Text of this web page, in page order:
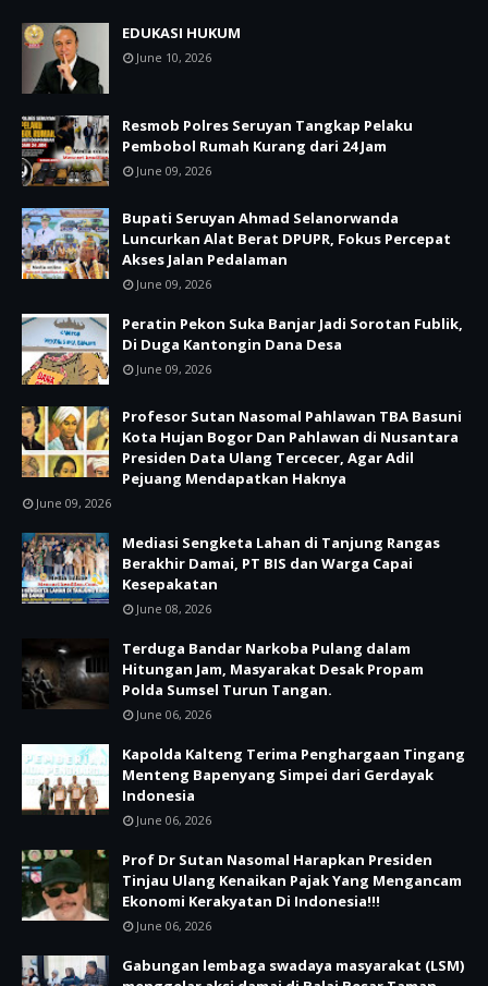
EDUKASI HUKUM
June 10, 2026
Resmob Polres Seruyan Tangkap Pelaku
Pembobol Rumah Kurang dari 24 Jam
June 09, 2026
Bupati Seruyan Ahmad Selanorwanda
Luncurkan Alat Berat DPUPR, Fokus Percepat
Akses Jalan Pedalaman
June 09, 2026
Peratin Pekon Suka Banjar Jadi Sorotan Fublik,
Di Duga Kantongin Dana Desa
June 09, 2026
Profesor Sutan Nasomal Pahlawan TBA Basuni
Kota Hujan Bogor Dan Pahlawan di Nusantara
Presiden Data Ulang Tercecer, Agar Adil
Pejuang Mendapatkan Haknya
June 09, 2026
Mediasi Sengketa Lahan di Tanjung Rangas
Berakhir Damai, PT BIS dan Warga Capai
Kesepakatan
June 08, 2026
Terduga Bandar Narkoba Pulang dalam
Hitungan Jam, Masyarakat Desak Propam
Polda Sumsel Turun Tangan.
June 06, 2026
Kapolda Kalteng Terima Penghargaan Tingang
Menteng Bapenyang Simpei dari Gerdayak
Indonesia
June 06, 2026
Prof Dr Sutan Nasomal Harapkan Presiden
Tinjau Ulang Kenaikan Pajak Yang Mengancam
Ekonomi Kerakyatan Di Indonesia!!!
June 06, 2026
Gabungan lembaga swadaya masyarakat (LSM)